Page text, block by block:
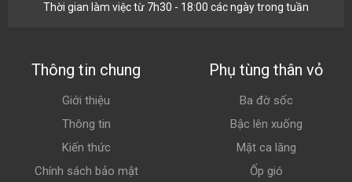
Thời gian làm việc từ 7h30 - 18:00 các ngày trong tuần
Thông tin chung
Giới thiệu
Thông tin
Kiến thức
Chính sách bảo mật
Phụ tùng thân vỏ
Ba đờ sốc
Bậc lên xuống
Mặt ca lăng
Ốp gió